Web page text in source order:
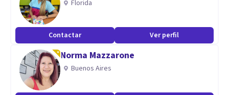
Florida
Contactar Ver perfil
Norma Mazzarone
Buenos Aires